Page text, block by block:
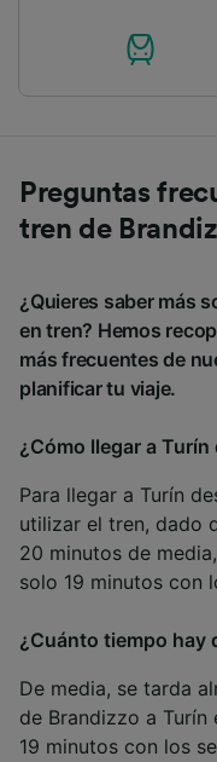
Preguntas
tren de
¿Quieres saber más
en tren? Hemos
más frecuentes de
planificar tu viaje.
¿Cómo llegar a
Para llegar a Turín
utilizar el tren, dado
20 minutos de
solo 19 minutos con
¿Cuánto tiempo hay
De media, se tarda
de Brandizzo a Turín
19 minutos con los